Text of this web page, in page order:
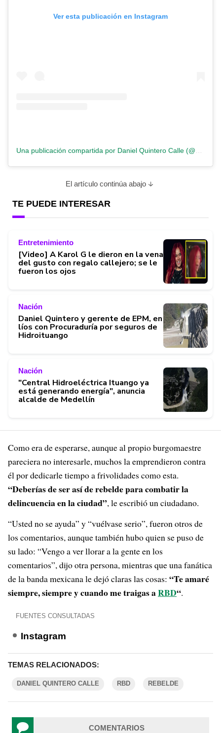
Ver esta publicación en Instagram
El artículo continúa abajo
TE PUEDE INTERESAR
Entretenimiento
[Video] A Karol G le dieron en la vena
del gusto con regalo callejero; se le
fueron los ojos
Nación
Daniel Quintero y gerente de EPM, en
líos con Procuraduría por seguros de
Hidroituango
Nación
"Central Hidroeléctrica Ituango ya
está generando energía", anuncia
alcalde de Medellín
Como era de esperarse, aunque al propio burgomaestre
pareciera no interesarle, muchos la emprendieron contra
él por dedicarle tiempo a frivolidades como esta.
“Deberías de ser así de rebelde para combatir la
delincuencia en la ciudad”, le escribió un ciudadano.
“Usted no se ayuda” y “vuélvase serio”, fueron otros de
los comentarios, aunque también hubo quien se puso de
su lado: “Vengo a ver llorar a la gente en los
comentarios”, dijo otra persona, mientras que una fanática
de la banda mexicana le dejó claras las cosas: “Te amaré
siempre, siempre y cuando me traigas aRBD“.
FUENTES CONSULTADAS
Instagram
TEMAS RELACIONADOS:
DANIEL QUINTERO CALLE RBD REBELDE
COMENTARIOS